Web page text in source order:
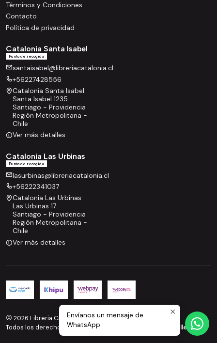
Términos y Condiciones
Contacto
Política de privacidad
Catalonia Santa Isabel
Punto de recogida
santaisabel@libreriacatalonia.cl
+56227428556
Catalonia Santa Isabel
Santa Isabel 1235
Santiago - Providencia
Región Metropolitana -
Chile
Ver más detalles
Catalonia Las Urbinas
Punto de recogida
lasurbinas@libreriacatalonia.cl
+56222341037
Catalonia Las Urbinas
Las Urbinas 17
Santiago - Providencia
Región Metropolitana -
Chile
Ver más detalles
2026 Libreria Catalonia.
Todos los derechos reservados.
Desarrollado por Jumpseller
Envíanos un mensaje de
WhatsApp